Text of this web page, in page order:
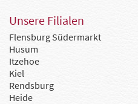
Unsere Filialen
Flensburg Südermarkt
Husum
Itzehoe
Kiel
Rendsburg
Heide